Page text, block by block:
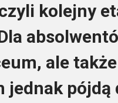
kolejny
ale
jednak